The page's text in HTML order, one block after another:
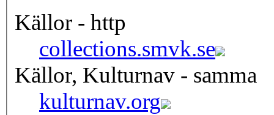
Källor - http
collections.smvk.se
Källor, Kulturnav - samma
kulturnav.org